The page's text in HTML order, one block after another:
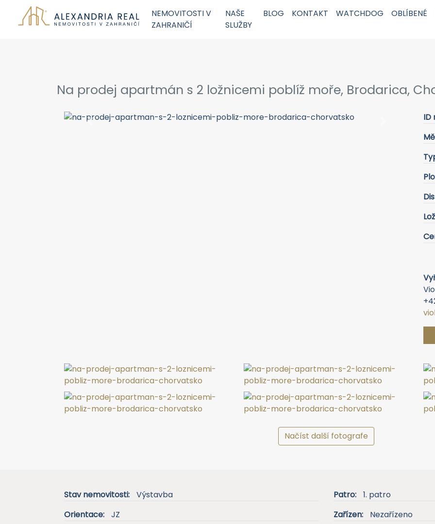
NEMOVITOSTI V
ZAHRANIČÍ
NAŠE
SLUŽBY
BLOG KONTAKT WATCHDOG OBLÍBENÉ
Na prodej apartmán s 2 ložnicemi poblíž moře, Brodarica,
ID
Načíst další fotografe
Stav nemovitosti: Výstavba Patro:
1. patro
Orientace:
JZ Zařízen:
Nezařízeno